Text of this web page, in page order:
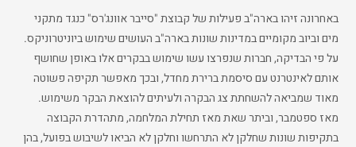
באחרונה זיהו בארה"ב פעילות של קבוצת "סייבר אוונג'רס" כנגד מתקני
מים וביוב מקומיים במדינות שונות בארה"ב העושים שימוש ביוניטרוניקס.
על פי הבדיקה, חברות שנפרצו עשו שימוש בבקרים אלו באופן שחושף
אותם לאינטרנט עם סיסמת ברירת מחדל, ובכך מאפשר תקיפה פשוטה
מאוד שמביאה להשחתת צג הבקרה ולעיתים להוצאת הבקר משימוש.
מאז ספטמבר, וביתר שאת מאז תחילת המלחמה, מתהדרת הקבוצה
בתקיפות שונות שחלקן לא התרחשו וחלקן לא הביאו לשיבוש בפועל, בהן